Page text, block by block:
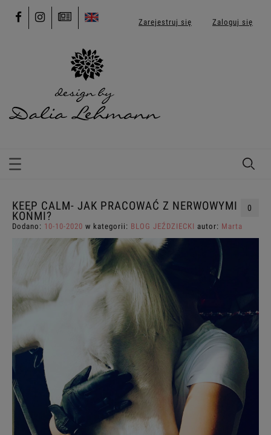
Zarejestruj się Zaloguj się
KEEP CALM- JAK PRACOWAĆ Z NERWOWYMI
KOŃMI?
0
Dodano: 10-10-2020 w kategorii: BLOG JEŹDZIECKI autor: Marta